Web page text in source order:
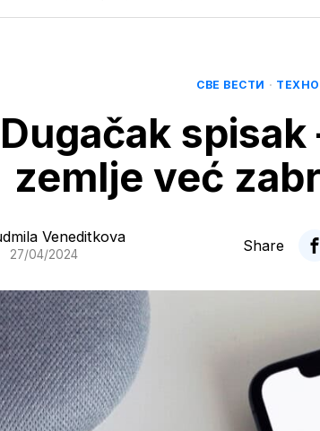
СВЕ ВЕСТИ ·
Dugačak spisak
zemlje već
Veneditkova
27/04/2024
Share